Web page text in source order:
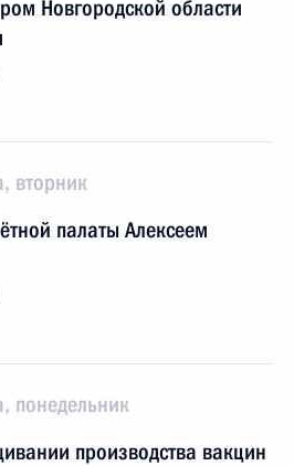
Новгородской области
вторник
палаты Алексеем
понедельник
производства вакцин